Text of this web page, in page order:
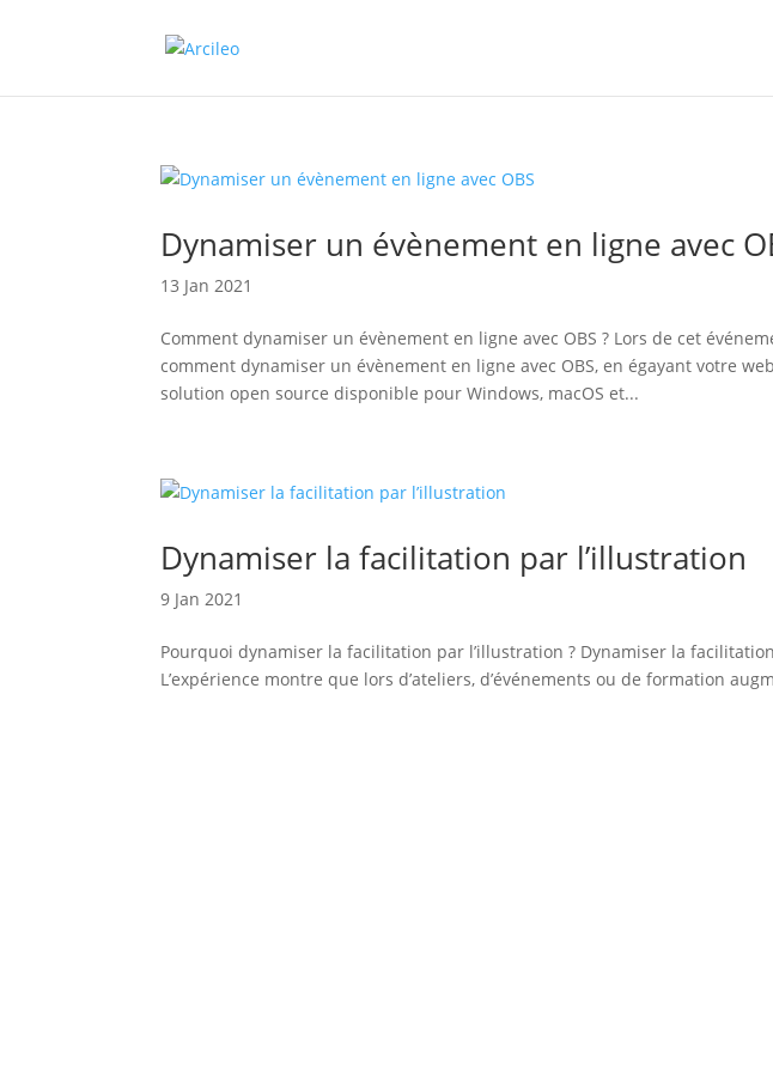
Dynamiser un évènement en ligne avec
13 Jan 2021
Comment dynamiser un évènement en ligne avec OBS ? Lors de cet
comment dynamiser un évènement en ligne avec OBS, en égayant votre
solution open source disponible pour Windows, macOS et...
Dynamiser la facilitation par l’illustration
9 Jan 2021
Pourquoi dynamiser la facilitation par l’illustration ? Dynamiser la
L’expérience montre que lors d’ateliers, d’événements ou de formation